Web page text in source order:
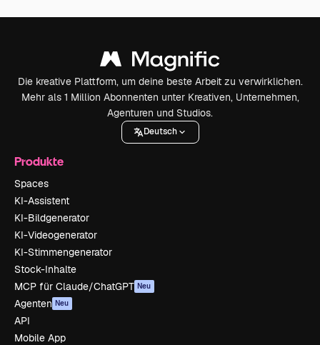
Die kreative Plattform, um deine beste Arbeit zu verwirklichen.
Mehr als 1 Million Abonnenten unter Kreativen, Unternehmen,
Agenturen und Studios.
Deutsch
Produkte
Spaces
KI-Assistent
KI-Bildgenerator
KI-Videogenerator
KI-Stimmengenerator
Stock-Inhalte
MCP für Claude/ChatGPT Neu
Agenten Neu
API
Mobile App